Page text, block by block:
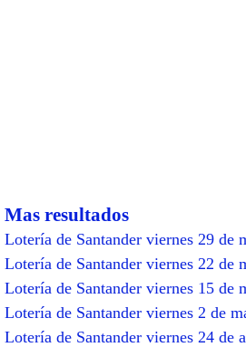
Mas resultados
Lotería de Santander viernes 29 de
Lotería de Santander viernes 22 de
Lotería de Santander viernes 15 de
Lotería de Santander viernes 2 de
Lotería de Santander viernes 24 de